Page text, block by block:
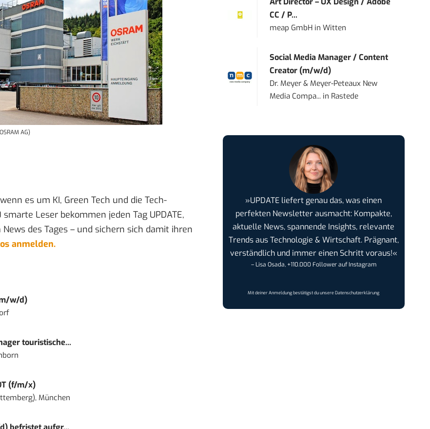
AG)
es um KI, Green Tech und die Tech-
Leser bekommen jeden Tag UPDATE,
des Tages – und sichern sich damit ihren
anmelden.
w/d)
touristische...
(f/m/x)
München
CC / P...
meap GmbH inWitten
Social Media Manager / Content
Creator (m/w/d)
Dr. Meyer & Meyer-Peteaux New
Media Compa... in Rastede
»UPDATE liefert genau das, was einen
perfekten Newsletter ausmacht: Kompakte,
aktuelle News, spannende Insights, relevante
Trends aus Technologie & Wirtschaft. Prägnant,
verständlich und immer einen Schritt voraus!«
– Lisa Osada, +110.000 Follower auf Instagram
Mit deiner Anmeldung bestätigst du unsereDatenschutzerklärung